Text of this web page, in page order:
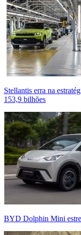
Stellantis erra na
153,9 bilhões
BYD Dolphin Mini